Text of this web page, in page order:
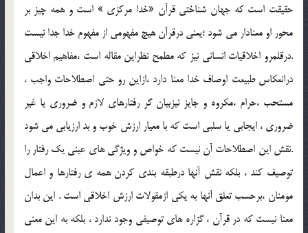
حقيقت است که جهان شناختي قرآن «خدا مرکزي » است و همه چيز بر
محور او معنادار مي شود ؛يعني درقرآن هيچ مفهومي از مفهوم خدا جدا نيست
.درقلمرو اخلاقيات انساني نيز که مطمح نظراين مقاله است ،مفاهيم اخلاقي
درانعکاس طبيعت اوصاف خدا معنا دارد ،ازاين رو حتي اصطلاحات واجب ،
مستحب ،حرام ،مکروه و جايز نيزبيان گر رفتارهاي لازم و ضروري يا غير
ضروري ، ايجابي يا سلبي است که با معيار ارزش خوب و بد ارزيابي مي شود
.نقش اين اصطلاحات آن نيست که خواص و ويژگي هاي عيني يک رفتار را
توصيف کند ، بلکه نقش آنها درطبقه بندي کردن همه ي رفتارها و اعمال
مومنان ،برحسب تعلق آنها به يکي ازمقولات ارزش اخلاقي است . اين بدان
معنا نيست که در قرآن ، گزاره هاي توصيفي وجود ندارد ، بلکه به اين معني